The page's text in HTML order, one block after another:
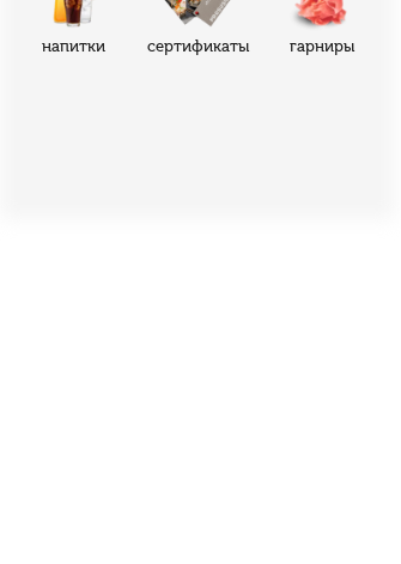
напитки сертификаты гарниры